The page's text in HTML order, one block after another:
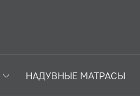
НАДУВНЫЕ МАТРАСЫ